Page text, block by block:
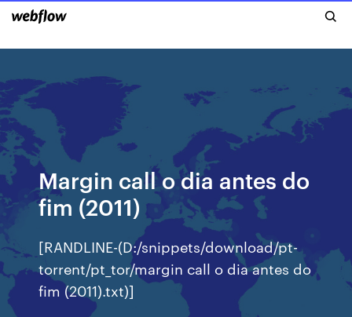
Margin call o dia antes do
fim (2011)
[RANDLINE-(D:/snippets/download/pt-
torrent/pt_tor/margin call o dia antes do
fim (2011).txt)]